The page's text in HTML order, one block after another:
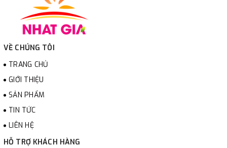
VỀ CHÚNG TÔI
TRANG CHỦ
GIỚI THIỆU
SẢN PHẨM
TIN TỨC
LIÊN HỆ
HỖ TRỢ KHÁCH HÀNG